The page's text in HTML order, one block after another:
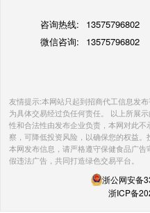
咨询热线:
13575796802
微信咨询:
13575796802
友情提示:本网站只起到招商代工信息发
为具体交易经过负任何责任。 以上所展
性和合法性由发布企业负责，本网对此
察，可降低投资风险，以确保您的权益
本网发布信息，请严格遵守保健食品广
假违法广告，共同打造绿色交易平台。
浙公网安备
浙ICP备